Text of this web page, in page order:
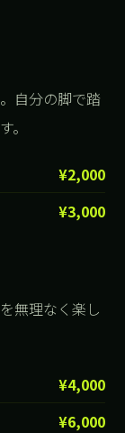
自分の脚で踏
。
¥2,000
¥3,000
無理なく楽し
¥4,000
¥6,000